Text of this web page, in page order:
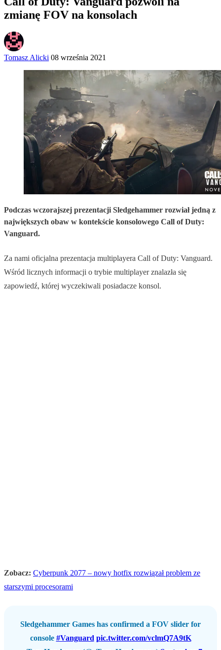
zmianę FOV na konsolach
Tomasz Alicki 08 września 2021
Podczas wczorajszej prezentacji Sledgehammer rozwiał jedną z
największych obaw w kontekście konsolowego Call of Duty:
Vanguard.
Za nami oficjalna prezentacja multiplayera Call of Duty: Vanguard.
Wśród licznych informacji o trybie multiplayer znalazła się
zapowiedź, której wyczekiwali posiadacze konsol.
Zobacz: Cyberpunk 2077 – nowy hotfix rozwiązał problem ze
starszymi procesorami
Sledgehammer Games has confirmed a FOV slider for
console #Vanguard pic.twitter.com/vclmQ7A9tK